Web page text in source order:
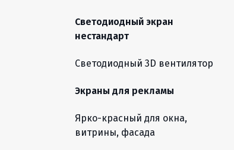
Светодиодный экран
нестандарт
Светодиодный 3D вентилятор
Экраны для рекламы
Ярко-красный для окна,
витрины, фасада